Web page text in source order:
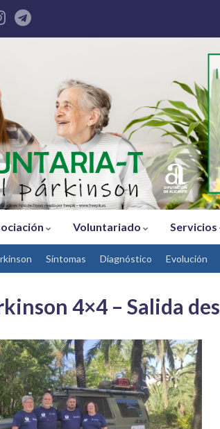
Voluntariado Servicios
Síntomas Díagnóstico Evolución
4×4 – Salida